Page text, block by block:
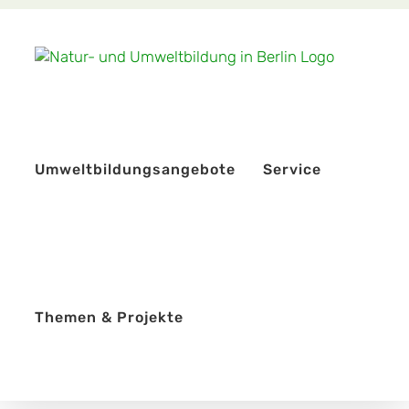
springen
Umweltbildungsangebote Service
Themen & Projekte